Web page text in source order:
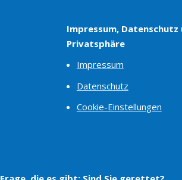
Impressum, Datenschutz
Privatsphäre
Impressum
Datenschutz
Cookie-Einstellungen